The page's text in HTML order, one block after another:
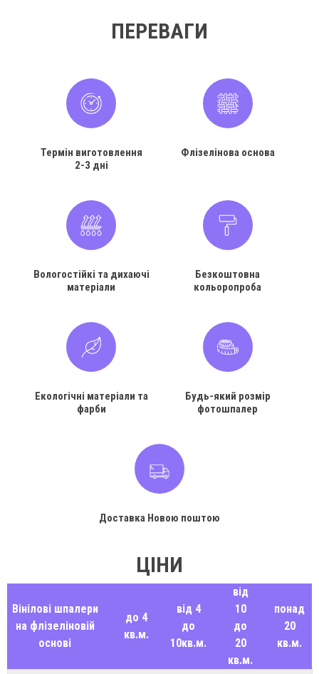
ПЕРЕВАГИ
Термін виготовлення
2-3 дні
Флізелінова основа
Вологостійкі та дихаючі
матеріали
Безкоштовна
кольоропроба
Екологічні матеріали та
фарби
Будь-який розмір
фотошпалер
Доставка Новою поштою
ЦІНИ
Вінілові шпалери
на флізеліновій
основі
до 4
кв.м.
від 4
до
10кв.м.
від
10
до
20
кв.м.
понад
20
кв.м.